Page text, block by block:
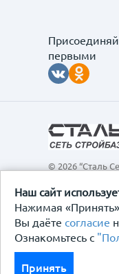
Наш сайт
Нажимая
Вы даёте согласие
Ознакомьтесь с
Принять
первыми
© 2026 “Сталь
интернет-сайт, а
ценах,
исключительно
каких условиях
определяемой
Договор-оферта